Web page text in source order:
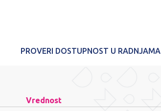
PROVERI DOSTUPNOST U RADNJAMA
Vrednost